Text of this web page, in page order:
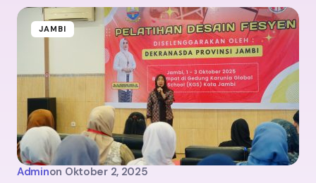
JAMBI
Adminon Oktober 2, 2025